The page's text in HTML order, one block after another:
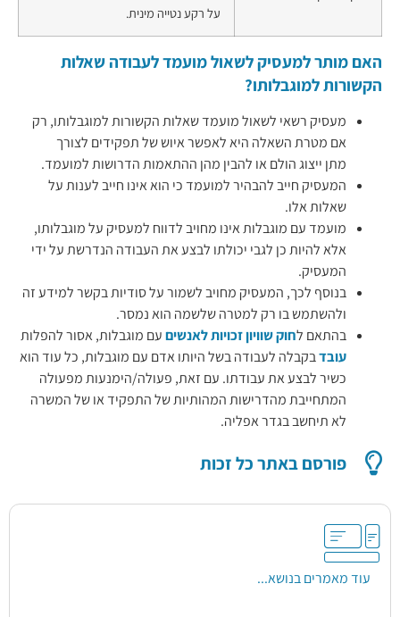
על רקע נטייה מינית.
האם מותר למעסיק לשאול מועמד לעבודה שאלות
הקשורות למוגבלותו?
מעסיק רשאי לשאול מועמד שאלות הקשורות למוגבלותו, רק
אם מטרת השאלה היא לאפשר איוש של תפקידים לצורך
מתן ייצוג הולם או להבין מהן ההתאמות הדרושות למועמד.
המעסיק חייב להבהיר למועמד כי הוא אינו חייב לענות על
שאלות אלו.
מועמד עם מוגבלות אינו מחויב לדווח למעסיק על מוגבלותו,
אלא להיות כן לגבי יכולתו לבצע את העבודה הנדרשת על ידי
המעסיק.
בנוסף לכך, המעסיק מחויב לשמור על סודיות בקשר למידע זה
ולהשתמש בו רק למטרה שלשמה הוא נמסר.
בהתאם ל חוק שוויון זכויות לאנשיםעם מוגבלות, אסור להפלות
עובדבקבלה לעבודה בשל היותו אדם עם מוגבלות, כל עוד הוא
כשיר לבצע את עבודתו. עם זאת, פעולה/הימנעות מפעולה
המתחייבת מהדרישות המהותיות של התפקיד או של המשרה
לא תיחשב בגדר אפליה.
פורסם באתר כל זכות
עוד מאמרים בנושא...